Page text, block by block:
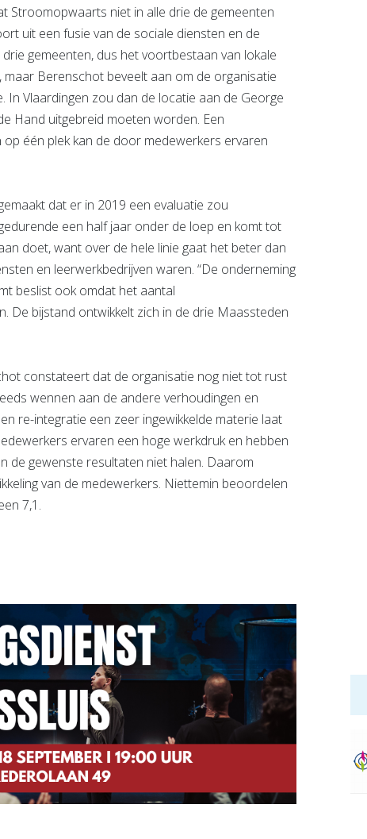
Stroomopwaarts niet in alle drie de gemeenten
uit een fusie van de sociale diensten en de
gemeenten, dus het voortbestaan van lokale
maar Berenschot beveelt aan om de organisatie
Vlaardingen zou dan de locatie aan de George
Hand uitgebreid moeten worden. Een
één plek kan de door medewerkers ervaren
dat er in 2019 een evaluatie zou
een half jaar onder de loep en komt tot
doet, want over de hele linie gaat het beter dan
en leerwerkbedrijven waren. “De onderneming
beslist ook omdat het aantal
De bijstand ontwikkelt zich in de drie Maassteden
constateert dat de organisatie nog niet tot rust
wennen aan de andere verhoudingen en
re-integratie een zeer ingewikkelde materie laat
ervaren een hoge werkdruk en hebben
de gewenste resultaten niet halen. Daarom
van de medewerkers. Niettemin beoordelen
7,1.